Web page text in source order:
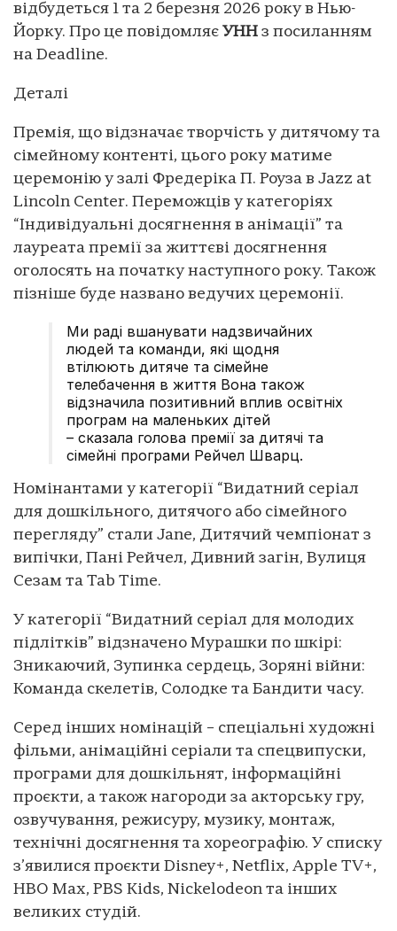
відбудеться 1 та 2 березня 2026 року в Нью-
Йорку. Про це повідомляє УНН з посиланням
на Deadline.
Деталі
Премія, що відзначає творчість у дитячому та
сімейному контенті, цього року матиме
церемонію у залі Фредеріка П. Роуза в Jazz at
Lincoln Center. Переможців у категоріях
“Індивідуальні досягнення в анімації” та
лауреата премії за життєві досягнення
оголосять на початку наступного року. Також
пізніше буде названо ведучих церемонії.
Ми раді вшанувати надзвичайних
людей та команди, які щодня
втілюють дитяче та сімейне
телебачення в життя Вона також
відзначила позитивний вплив освітніх
програм на маленьких дітей
– сказала голова премії за дитячі та
сімейні програми Рейчел Шварц.
Номінантами у категорії “Видатний серіал
для дошкільного, дитячого або сімейного
перегляду” стали Jane, Дитячий чемпіонат з
випічки, Пані Рейчел, Дивний загін, Вулиця
Сезам та Tab Time.
У категорії “Видатний серіал для молодих
підлітків” відзначено Мурашки по шкірі:
Зникаючий, Зупинка сердець, Зоряні війни:
Команда скелетів, Солодке та Бандити часу.
Серед інших номінацій – спеціальні художні
фільми, анімаційні серіали та спецвипуски,
програми для дошкільнят, інформаційні
проєкти, а також нагороди за акторську гру,
озвучування, режисуру, музику, монтаж,
технічні досягнення та хореографію. У списку
з’явилися проєкти Disney+, Netflix, Apple TV+,
HBO Max, PBS Kids, Nickelodeon та інших
великих студій.